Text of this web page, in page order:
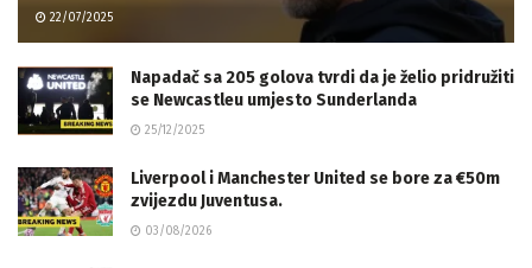
22/07/2025
Napadač sa 205 golova tvrdi da je želio pridružiti
se Newcastleu umjesto Sunderlanda
25/12/2025
Liverpool i Manchester United se bore za €50m
zvijezdu Juventusa.
03/08/2026